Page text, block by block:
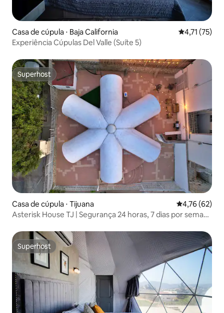
Casa de cúpula ⋅ Baja California 4,71 de uma
4,71 (75)
Experiência Cúpulas Del Valle (Suíte 5)
Superhost
Superhost
Casa de cúpula ⋅ Tijuana 4,76 de uma
4,76 (62)
Asterisk House TJ | Segurança 24 horas, 7 dias por semana
Superhost
Superhost